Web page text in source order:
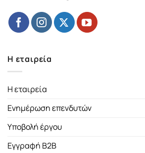
Η εταιρεία
Η εταιρεία
Ενημέρωση επενδυτών
Υποβολή έργου
Εγγραφή B2B